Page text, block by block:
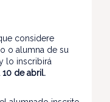
considere
o alumna de su
lo inscribirá
de abril.